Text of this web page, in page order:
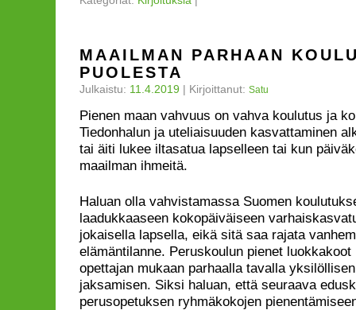
MAAILMAN PARHAAN
PUOLESTA
Julkaistu: 11.4.2019 | Kirjoittanut: Satu
Pienen maan vahvuus on vahva koulutus ja
Tiedonhalun ja uteliaisuuden kasvattaminen
tai äiti lukee iltasatua lapselleen tai kun
maailman ihmeitä.
Haluan olla vahvistamassa Suomen
laadukkaaseen kokopäiväiseen
jokaisella lapsella, eikä sitä saa rajata
elämäntilanne. Peruskoulun pienet
opettajan mukaan parhaalla tavalla
jaksamisen. Siksi haluan, että seuraava
perusopetuksen ryhmäkokojen